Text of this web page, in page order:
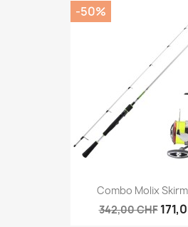
Combo Molix
342,00 CHF
-50%